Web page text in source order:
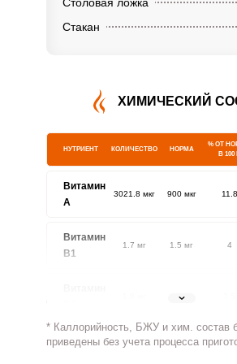
Стакан
ХИМИЧЕСКИЙ
НУТРИЕНТ КОЛИЧЕСТВО НОРМА
% ОТ
В 100
Витамин
A
3021.8 мкг 900 мкг 11.8
Витамин
В1
1.7 мг 1.5 мг 4
1.8 мг
Витамин
123.9 мг 500 мг 0.9
* Каллорийность, БЖУ и хим. состав
приведены без учета процесса